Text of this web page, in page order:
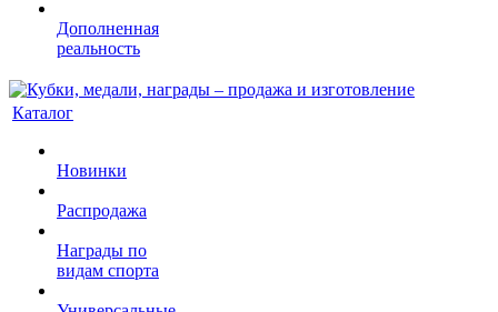
Дополненная
реальность
Каталог
Новинки
Распродажа
Награды по
видам спорта